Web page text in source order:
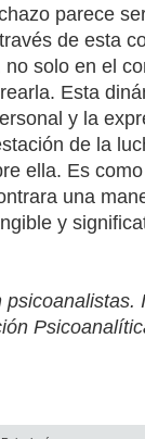
parece
de esta
solo en el
Esta
y la
de la
ella. Es
una
y